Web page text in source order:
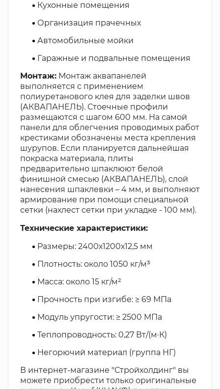
Кухонные помещения
Организация прачечных
Автомобильные мойки
Гаражные и подвальные помещения
Монтаж: Монтаж аквапанелей
выполняется с применением
полиуретанового клея для заделки швов
(АКВАПАНЕЛЬ). Стоечные профили
размещаются с шагом 600 мм. На самой
панели для облегчения проводимых работ
крестиками обозначены места крепления
шурупов. Если планируется дальнейшая
покраска материала, плиты
предварительно шпаклюют белой
финишной смесью (АКВАПАНЕЛЬ), слой
нанесения шпаклевки – 4 мм, и выполняют
армирование при помощи специальной
сетки (нахлест сетки при укладке - 100 мм).
Технические характеристики:
Размеры: 2400х1200х12,5 мм
Плотность: около 1050 кг/м³
Масса: около 15 кг/м²
Прочность при изгибе: ≥ 69 МПа
Модуль упругости: ≥ 2500 МПа
Теплопроводность: 0,27 Вт/(м·К)
Негорючий материал (группа НГ)
В интернет-магазине "Стройхолдинг" вы
можете приобрести только оригинальные